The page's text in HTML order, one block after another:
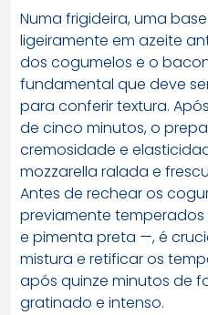
Numa frigideira, uma
ligeiramente em azeite
dos cogumelos e o
fundamental que deve
para conferir textura.
de cinco minutos, o
cremosidade e
mozzarella ralada e
Antes de rechear os
previamente
e pimenta preta —, é
mistura e retificar os
após quinze minutos de
gratinado e intenso.